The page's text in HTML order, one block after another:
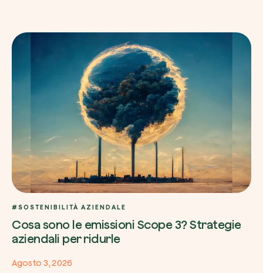
#SOSTENIBILITÀ AZIENDALE
Cosa sono le emissioni Scope 3? Strategie
aziendali per ridurle
Agosto 3, 2026
Esplora la mappa
Guarda i tuoi alberi crescere dallo spazio
tecnologia satellitare.
Inizia a esplorare